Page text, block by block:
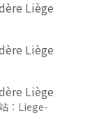
：Liege-